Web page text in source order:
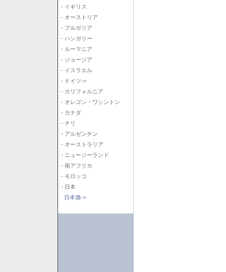
- イギリス
- オーストリア
- ブルガリア
- ハンガリー
- ルーマニア
- ジョージア
- イスラエル
- ドイツ->
- カリフォルニア
- オレゴン・ワシントン
- カナダ
- チリ
- アルゼンチン
- オーストラリア
- ニュージーランド
- 南アフリカ
- モロッコ
- 日本
日本酒->